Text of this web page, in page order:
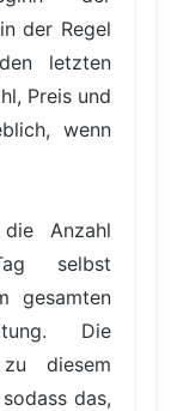
der Regel
letzten
Preis und
wenn
Anzahl
selbst
gesamten
Die
diesem
das,